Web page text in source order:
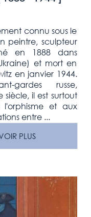
connu sous le
peintre, sculpteur
en 1888 dans
et mort en
en janvier 1944.
gardes russe,
il est surtout
l'orphisme et aux
entre ...
PLUS